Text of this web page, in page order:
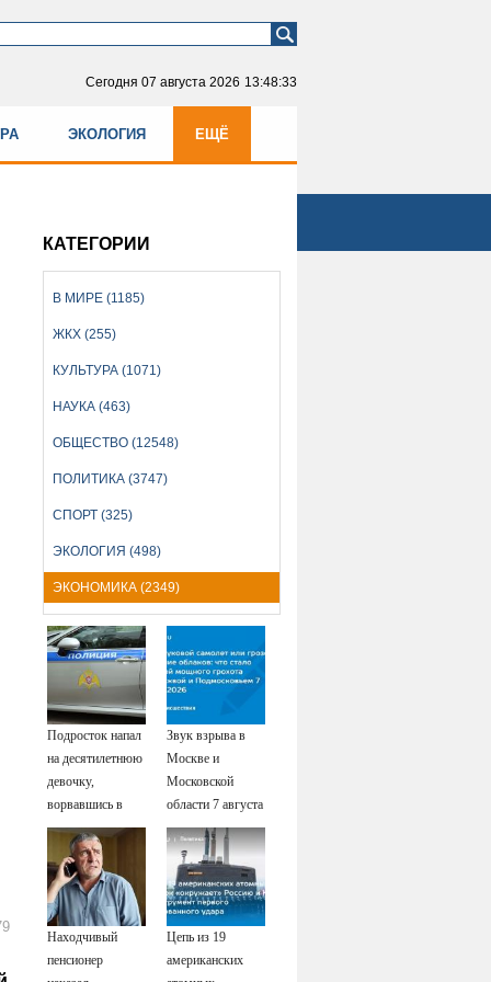
Сегодня 07 августа 2026 13:48:34
ЭКОЛОГИЯ ЕЩЁ
КАТЕГОРИИ
В МИРЕ (1185)
ЖКХ (255)
КУЛЬТУРА (1071)
НАУКА (463)
ОБЩЕСТВО (12548)
ПОЛИТИКА (3747)
СПОРТ (325)
ЭКОЛОГИЯ (498)
ЭКОНОМИКА (2349)
Подросток напал
на десятилетнюю
девочку,
ворвавшись в
квартиру
Звук взрыва в
Москве и
Московской
области 7 августа
2026 года:
Причины,
источник, откуда
был громкий
хлопок
Находчивый
пенсионер
Цепь из 19
американских